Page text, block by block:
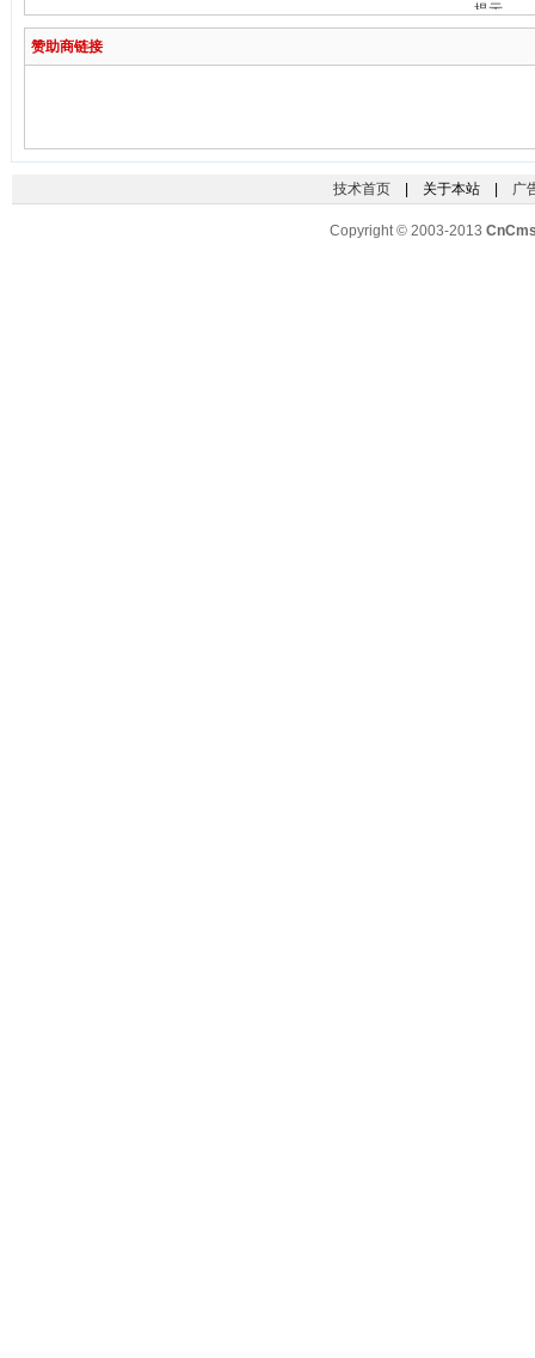
提示
赞助商链接
技术首页| 关于本站 | 广
Copyright © 2003-2013